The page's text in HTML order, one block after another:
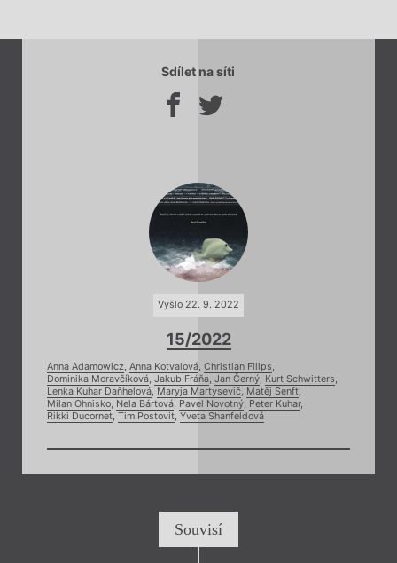
Sdílet na síti
Vyšlo 22. 9. 2022
15/2022
Anna Adamowicz, Anna Kotvalová, Christian Filips,
Dominika Moravčíková, Jakub Fráňa, Jan Černý, Kurt Schwitters,
Lenka Kuhar Daňhelová, Maryja Martysevič, Matěj Senft,
Milan Ohnisko, Nela Bártová, Pavel Novotný, Peter Kuhar,
Rikki Ducornet, Tim Postovit, Yveta Shanfeldová
Souvisí